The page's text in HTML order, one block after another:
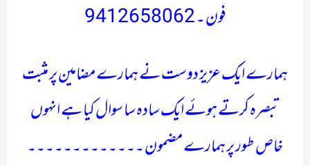
فون ۔ 9412658062
ہمارے ایک عزیز دوست نے ہمارے مضامین پر مثبت
تبصرہ کرتے ہوئے ایک سادہ سا سوال کیا ہے انہوں
خاص طور پر ہمارے مضمون ۔۔۔۔۔۔۔۔۔۔۔۔۔